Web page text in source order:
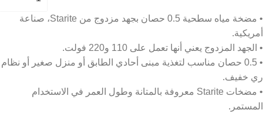
• مضخة مياه سطحية 0.5 حصان بجهد مزدوج من Starite، صناعة
أمريكية.
• الجهد المزدوج يعني أنها تعمل على 110 و220 فولت.
• 0.5 حصان مناسب لتغذية مبنى أحادي الطابق أو منزل صغير أو نظام
ري خفيف.
• مضخات Starite معروفة بالمتانة وطول العمر في الاستخدام
المستمر.